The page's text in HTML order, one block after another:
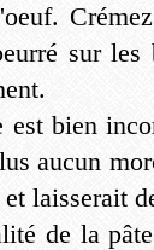
sur
est bien
aucun
laisserait
de la